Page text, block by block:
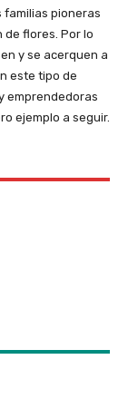
familias pioneras
flores. Por lo
y se acerquen a
este tipo de
emprendedoras
ejemplo a seguir.